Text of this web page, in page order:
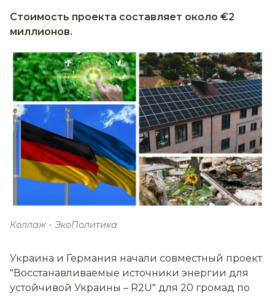
Стоимость проекта составляет около €2
миллионов.
Коллаж - ЭкоПолитика
Украина и Германия начали совместный проект
"Восстанавливаемые источники энергии для
устойчивой Украины – R2U" для 20 громад по